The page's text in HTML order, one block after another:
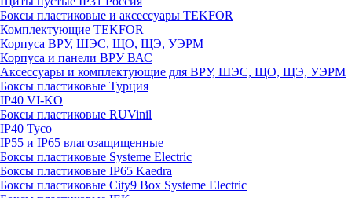
Боксы пластиковые и аксессуары TEKFOR
Комплектующие TEKFOR
Корпуса ВРУ, ШЭС, ЩО, ЩЭ, УЭРМ
Корпуса и панели ВРУ ВАС
Аксессуары и комплектующие для ВРУ, ШЭС, ЩО, ЩЭ, УЭРМ
Боксы пластиковые Турция
IP40 VI-KO
Боксы пластиковые RUVinil
IP40 Тусо
IP55 и IP65 влагозащищенные
Боксы пластиковые Systeme Electric
Боксы пластиковые IP65 Kaedra
Боксы пластиковые City9 Box Systeme Electric